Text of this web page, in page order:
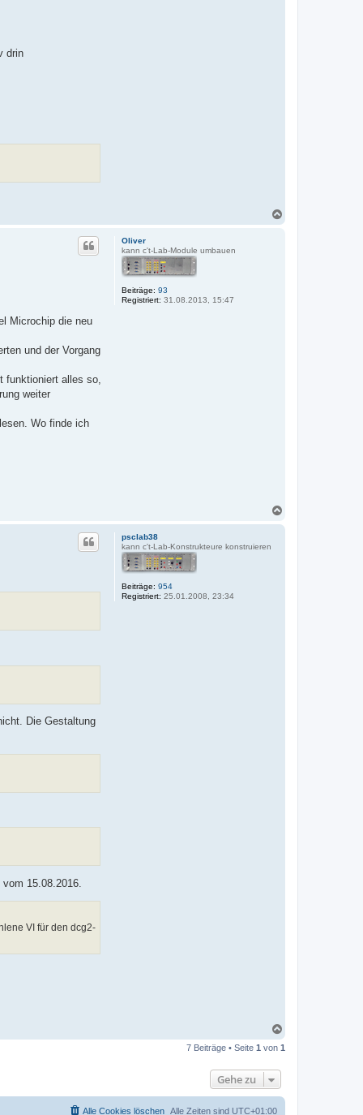
drin
Oliver
kann c't-Lab-Module umbauen
Beiträge: 93
Registriert: 31.08.2013, 15:47
Microchip die neu
und der Vorgang
funktioniert alles so,
weiter
Wo finde ich
psclab38
kann c't-Lab-Konstrukteure konstruieren
Beiträge: 954
Registriert: 25.01.2008, 23:34
Die Gestaltung
15.08.2016.
VI für den dcg2-
c
7 Beiträge • Seite 1 von 1
Gehe zu
Alle Zeiten sind UTC+01:00
Alle Cookies löschen